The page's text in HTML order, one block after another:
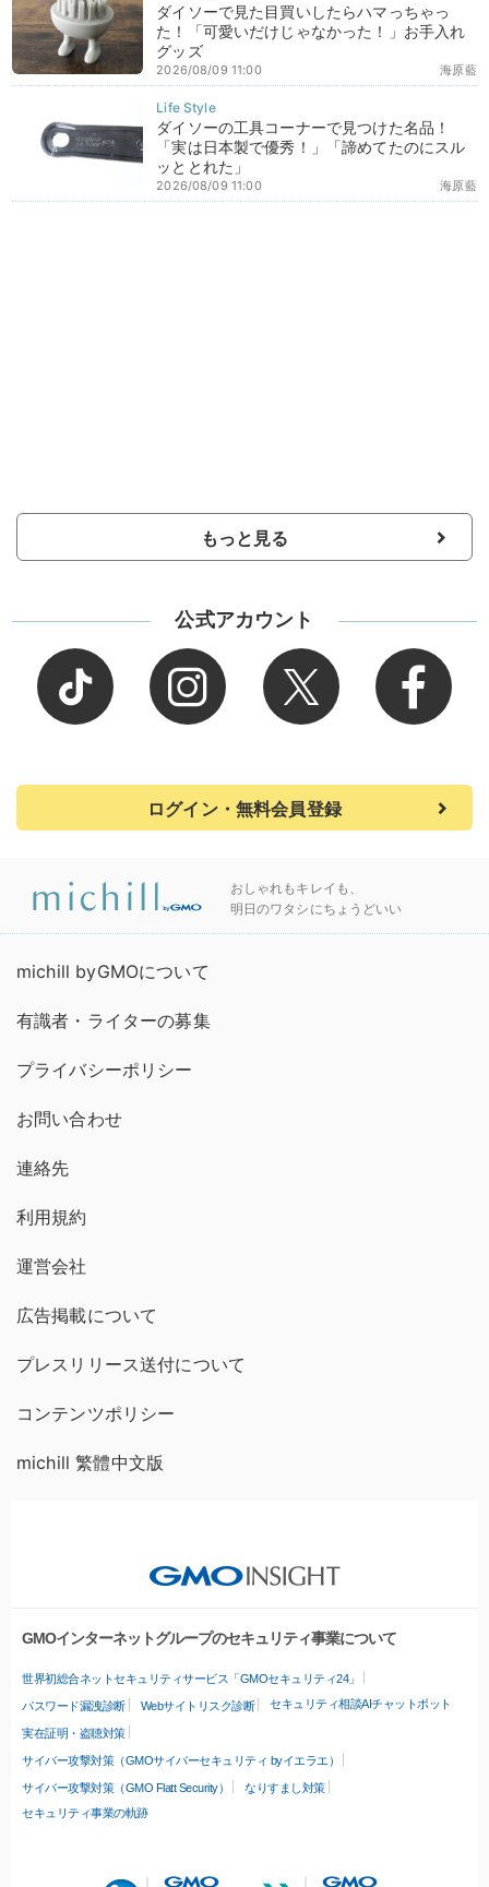
ダイソーで見た目買いしたらハマっちゃっ
た！「可愛いだけじゃなかった！」お手入れ
グッズ
海原藍
2026/08/09 11:00
ダイソーの工具コーナーで見つけた名品！
「実は日本製で優秀！」「諦めてたのにスル
ッととれた」
海原藍
2026/08/09 11:00
もっと見る
公式アカウント
ログイン・無料会員登録
おしゃれもキレイも、
明日のワタシにちょうどいい
michill byGMOについて
有識者・ライターの募集
プライバシーポリシー
お問い合わせ
連絡先
利用規約
運営会社
広告掲載について
プレスリリース送付について
コンテンツポリシー
michill 繁體中文版
GMOインターネットグループのセキュリティ事業について
世界初総合ネットセキュリティサービス「GMOセキュリティ24」
パスワード漏洩診断 Webサイトリスク診断 セキュリティ相談AIチャットボット
実在証明・盗聴対策
サイバー攻撃対策（GMOサイバーセキュリティ byイエラエ）
サイバー攻撃対策（GMO Flatt Security）
なりすまし対策
セキュリティ事業の軌跡